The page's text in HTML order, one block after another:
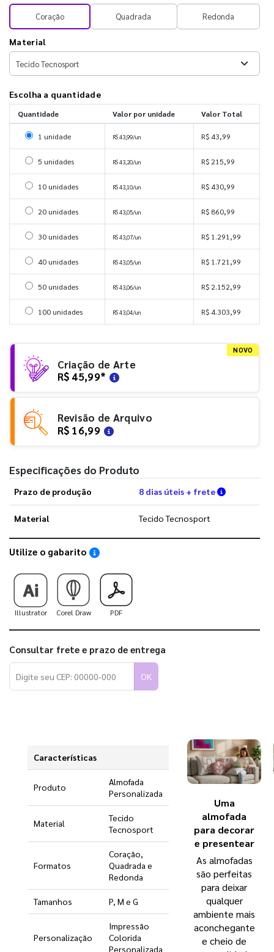
Coração Quadrada Redonda
Material
Escolha a quantidade
Quantidade Valor por unidade Valor Total
Selecionar 1 unidade
1 unidade R$ 43,99/un R$ 43,99
Selecionar 5 unidades
5 unidades R$ 43,20/un R$ 215,99
Selecionar 10 unidades
10 unidades R$ 43,10/un R$ 430,99
Selecionar 20 unidades
20 unidades R$ 43,05/un R$ 860,99
Selecionar 30 unidades
30 unidades R$ 43,07/un R$ 1.291,99
Selecionar 40 unidades
40 unidades R$ 43,05/un R$ 1.721,99
Selecionar 50 unidades
50 unidades R$ 43,06/un R$ 2.152,99
Selecionar 100 unidades
100 unidades R$ 43,04/un R$ 4.303,99
NOVO
Criação de Arte
R$ 45,99*
Revisão de Arquivo
R$ 16,99
Especificações do Produto
Prazo de produção 8 dias úteis + frete Verifique
Material Tecido Tecnosport
Utilize o gabarito Saiba como utilizar os nossos gabaritos
Illustrator Corel Draw PDF
Consultar frete e prazo de entrega
OK
Características
Produto
Almofada
Personalizada
Material
Tecido
Tecnosport
Formatos
Coração,
Quadrada e
Redonda
Tamanhos P, M e G
Personalização
Impressão
Colorida
Personalizada
Uma
almofada
para decorar
e presentear
As almofadas
são perfeitas
para deixar
qualquer
ambiente mais
aconchegante
e cheio de